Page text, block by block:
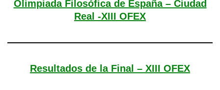
Olimpiada Filosófica de España – Ciudad
Real -XIII OFEX
Resultados de la Final – XIII OFEX